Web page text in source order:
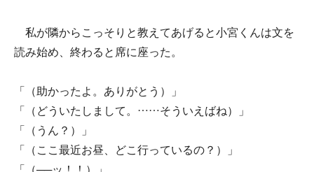
私が隣からこっそりと教えてあげると小宮くんは文を
読み始め、終わると席に座った。
「（助かったよ。ありがとう）」
「（どういたしまして。……そういえばね）」
「（うん？）」
「（ここ最近お昼、どこ行っているの？）」
「（──ッ！！）」